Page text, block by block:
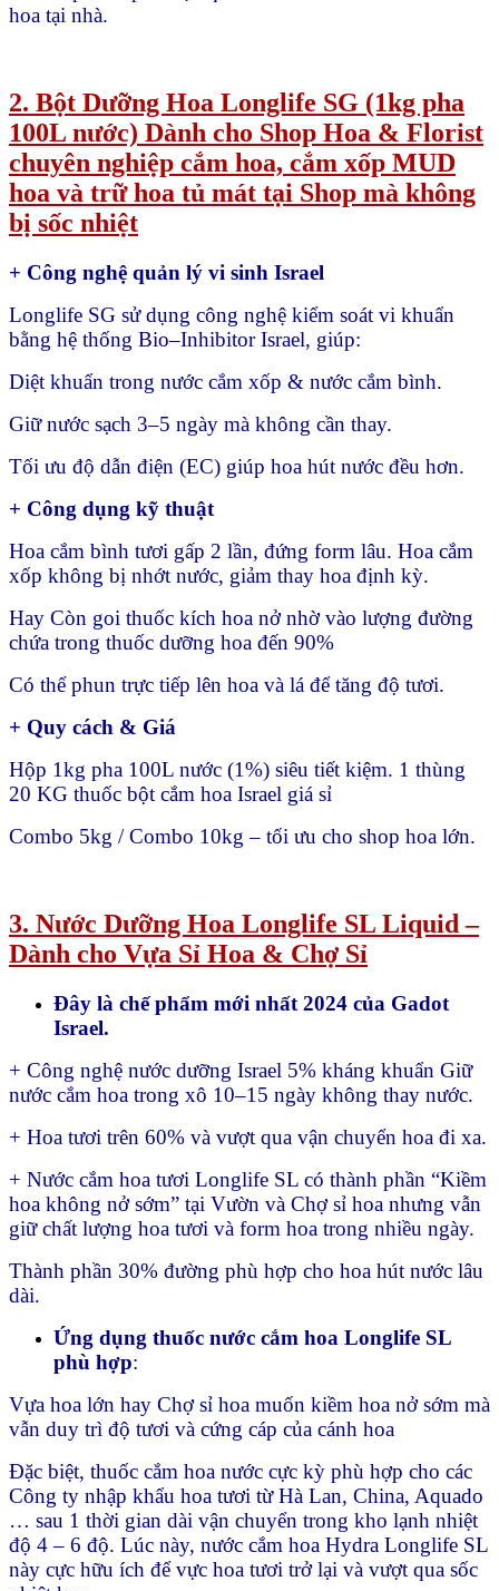
hoa tại nhà.
2. Bột Dưỡng Hoa Longlife SG (1kg pha
100L nước) Dành cho Shop Hoa & Florist
chuyên nghiệp cắm hoa, cắm xốp MUD
hoa và trữ hoa tủ mát tại Shop mà không
bị sốc nhiệt
+ Công nghệ quản lý vi sinh Israel
Longlife SG sử dụng công nghệ kiểm soát vi khuẩn
bằng hệ thống Bio–Inhibitor Israel, giúp:
Diệt khuẩn trong nước cắm xốp & nước cắm bình.
Giữ nước sạch 3–5 ngày mà không cần thay.
Tối ưu độ dẫn điện (EC) giúp hoa hút nước đều hơn.
+ Công dụng kỹ thuật
Hoa cắm bình tươi gấp 2 lần, đứng form lâu. Hoa cắm
xốp không bị nhớt nước, giảm thay hoa định kỳ.
Hay Còn goi thuốc kích hoa nở nhờ vào lượng đường
chứa trong thuốc dưỡng hoa đến 90%
Có thể phun trực tiếp lên hoa và lá để tăng độ tươi.
+ Quy cách & Giá
Hộp 1kg pha 100L nước (1%) siêu tiết kiệm. 1 thùng
20 KG thuốc bột cắm hoa Israel giá sỉ
Combo 5kg / Combo 10kg – tối ưu cho shop hoa lớn.
3. Nước Dưỡng Hoa Longlife SL Liquid –
Dành cho Vựa Sỉ Hoa & Chợ Sỉ
Đây là chế phẩm mới nhất 2024 của Gadot
Israel.
+ Công nghệ nước dưỡng Israel 5% kháng khuẩn Giữ
nước cắm hoa trong xô 10–15 ngày không thay nước.
+ Hoa tươi trên 60% và vượt qua vận chuyển hoa đi xa.
+ Nước cắm hoa tươi Longlife SL có thành phần “Kiềm
hoa không nở sớm” tại Vườn và Chợ sỉ hoa nhưng vẫn
giữ chất lượng hoa tươi và form hoa trong nhiều ngày.
Thành phần 30% đường phù hợp cho hoa hút nước lâu
dài.
Ứng dụng thuốc nước cắm hoa Longlife SL
phù hợp:
Vựa hoa lớn hay Chợ sỉ hoa muốn kiềm hoa nở sớm mà
vẫn duy trì độ tươi và cứng cáp của cánh hoa
Đặc biệt, thuốc cắm hoa nước cực kỳ phù hợp cho các
Công ty nhập khẩu hoa tươi từ Hà Lan, China, Aquado
… sau 1 thời gian dài vận chuyển trong kho lạnh nhiệt
độ 4 – 6 độ. Lúc này, nước cắm hoa Hydra Longlife SL
này cực hữu ích để vực hoa tươi trở lại và vượt qua sốc